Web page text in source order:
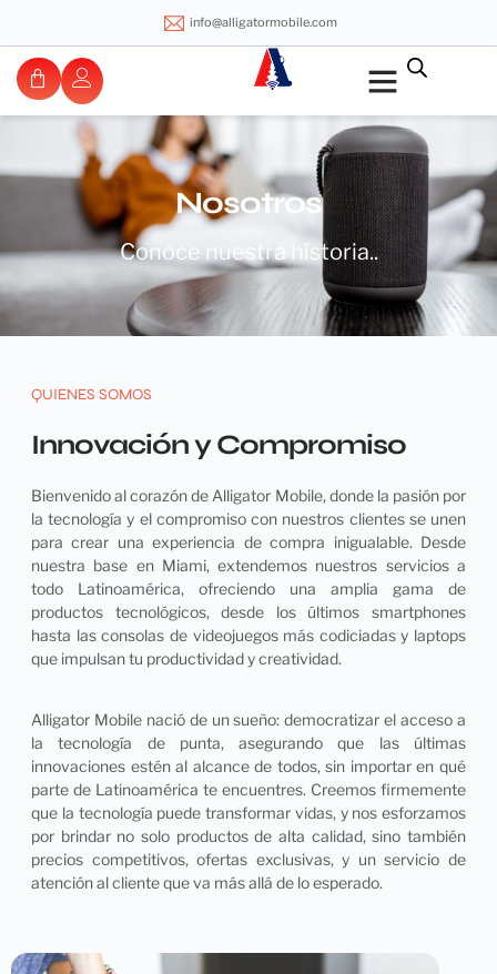
info@alligatormobile.com
Nosotros
Conoce nuestra historia..
QUIENES SOMOS
Innovación y Compromiso
Bienvenido al corazón de Alligator Mobile, donde la pasión por
la tecnología y el compromiso con nuestros clientes se unen
para crear una experiencia de compra inigualable. Desde
nuestra base en Miami, extendemos nuestros servicios a
todo Latinoamérica, ofreciendo una amplia gama de
productos tecnológicos, desde los últimos smartphones
hasta las consolas de videojuegos más codiciadas y laptops
que impulsan tu productividad y creatividad.
Alligator Mobile nació de un sueño: democratizar el acceso a
la tecnología de punta, asegurando que las últimas
innovaciones estén al alcance de todos, sin importar en qué
parte de Latinoamérica te encuentres. Creemos firmemente
que la tecnología puede transformar vidas, y nos esforzamos
por brindar no solo productos de alta calidad, sino también
precios competitivos, ofertas exclusivas, y un servicio de
atención al cliente que va más allá de lo esperado.